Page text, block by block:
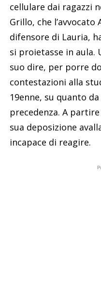
cellulare dai ragazzi
Grillo, che l’avvocato
difensore di Lauria,
si proietasse in aula.
suo dire, per porre
contestazioni alla
19enne, su quanto
precedenza. A
sua deposizione
incapace di reagire.